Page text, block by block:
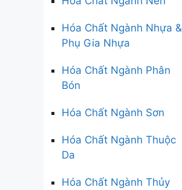
Hóa Chất Ngành Nhựa &
Phụ Gia Nhựa
Hóa Chất Ngành Phân
Bón
Hóa Chất Ngành Sơn
Hóa Chất Ngành Thuộc
Da
Hóa Chất Ngành Thủy